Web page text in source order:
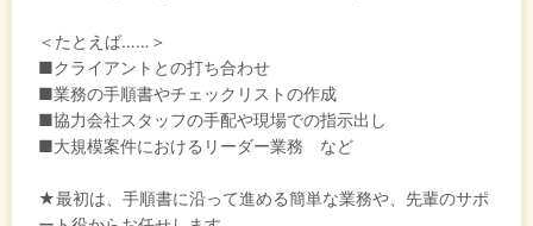
＜たとえば……＞
■クライアントとの打ち合わせ
■業務の手順書やチェックリストの作成
■協力会社スタッフの手配や現場での指示出し
■大規模案件におけるリーダー業務 など
★最初は、手順書に沿って進める簡単な業務や、先輩のサポ